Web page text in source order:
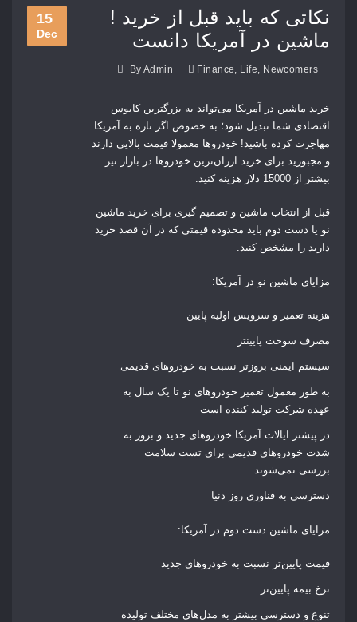
15
Dec
! نکاتی که باید قبل از خرید
ماشین در آمریکا دانست
By Admin Finance, Life, Newcomers
خرید ماشین در آمریکا می‌تواند به بزرگترین کابوس
اقتصادی شما تبدیل شود؛ به خصوص اگر تازه به آمریکا
مهاجرت کرده باشید! خودروها معمولا قیمت بالایی دارند
و مجبورید برای خرید ارزان‌ترین خودروها در بازار نیز
بیشتر از 15000 دلار هزینه کنید.
قبل از انتخاب ماشین و تصمیم گیری برای خرید ماشین
نو یا دست دوم باید محدوده قیمتی که در آن قصد خرید
دارید را مشخص کنید.
مزایای ماشین نو در آمریکا:
هزینه تعمیر و سرویس اولیه پایین
مصرف سوخت پایینتر
سیستم ایمنی بروزتر نسبت به خودروهای قدیمی
به طور معمول تعمیر خودروهای نو تا یک سال به
عهده شرکت تولید کننده است
در پیشتر ایالات آمریکا خودروهای جدید و بروز به
شدت خودروهای قدیمی برای تست سلامت
بررسی نمی‌شوند
دسترسی به فناوری‌ روز دنیا
مزایای ماشین دست دوم در آمریکا:
قیمت پایین‌تر نسبت به خودروهای جدید
نرخ بیمه پایین‌تر
تنوع و دسترسی بیشتر به مدل‌های مختلف تولیده